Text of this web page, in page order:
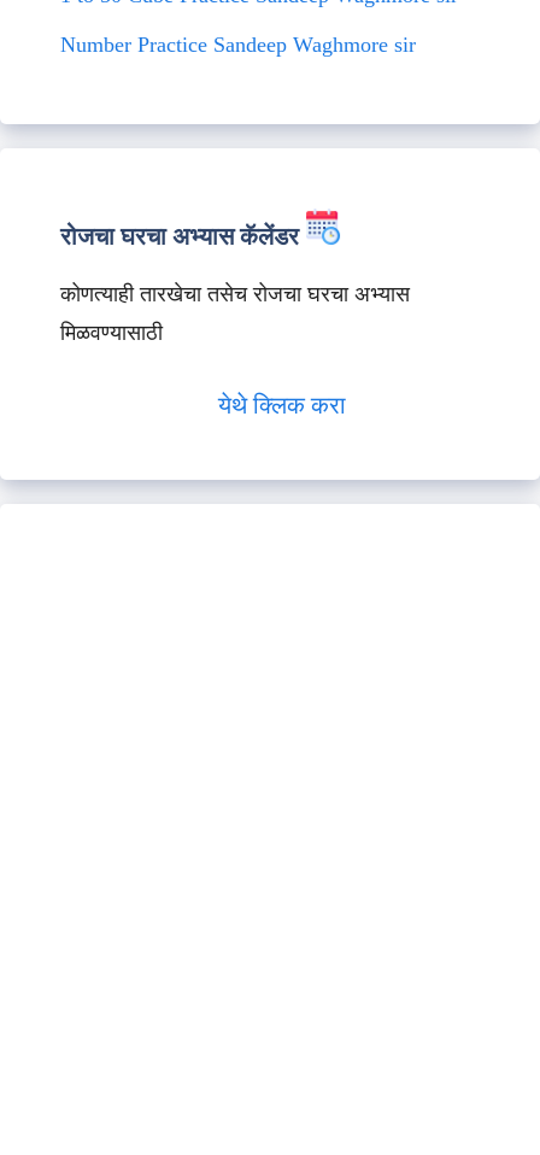
Number Practice Sandeep Waghmore sir
रोजचा घरचा अभ्यास कॅलेंडर
कोणत्याही तारखेचा तसेच रोजचा घरचा अभ्यास
मिळवण्यासाठी
येथे क्लिक करा